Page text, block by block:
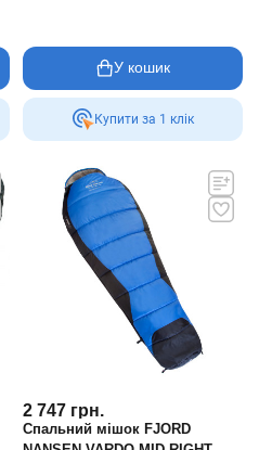
У кошик
Купити за 1 клiк
2 747 грн.
Спальний мішок FJORD